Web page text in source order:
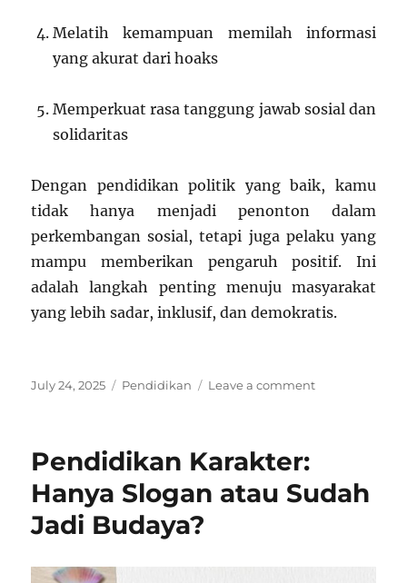
Melatih kemampuan memilah informasi
yang akurat dari hoaks
Memperkuat rasa tanggung jawab sosial dan
solidaritas
Dengan pendidikan politik yang baik, kamu
tidak hanya menjadi penonton dalam
perkembangan sosial, tetapi juga pelaku yang
mampu memberikan pengaruh positif. Ini
adalah langkah penting menuju masyarakat
yang lebih sadar, inklusif, dan demokratis.
Posted
July 24, 2025 Categories
Pendidikan Leave a commenton
Kamu
Pendidikan Karakter:
Hanya Slogan atau Sudah
Jadi Budaya?